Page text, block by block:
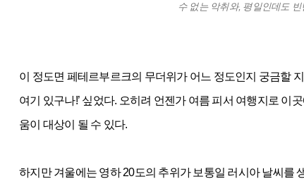
수 없는 악취와, 평일인데도
이 정도면 페테르부르크의 무더위가 어느 정도인지 궁금할
여기 있구나!’ 싶었다. 오히려 언젠가 여름 피서 여행지로 이
움이 대상이 될 수 있다.
하지만 겨울에는 영하 20도의 추위가 보통일 러시아 날씨를